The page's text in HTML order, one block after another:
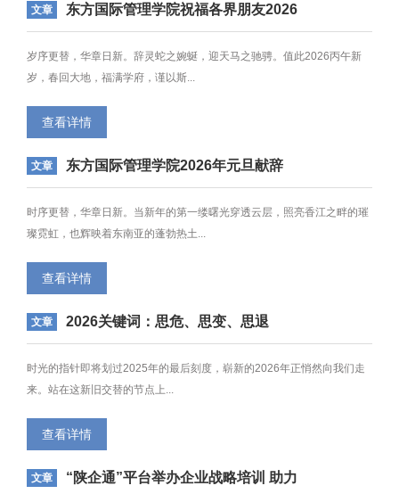
文章
东方国际管理学院祝福各界朋友2026
岁序更替，华章日新。辞灵蛇之婉蜒，迎天马之驰骋。值此2026丙午新
岁，春回大地，福满学府，谨以斯...
查看详情
文章 东方国际管理学院2026年元旦献辞
时序更替，华章日新。当新年的第一缕曙光穿透云层，照亮香江之畔的璀
璨霓虹，也辉映着东南亚的蓬勃热土...
查看详情
文章 2026关键词：思危、思变、思退
时光的指针即将划过2025年的最后刻度，崭新的2026年正悄然向我们走
来。站在这新旧交替的节点上...
查看详情
文章
“陕企通”平台举办企业战略培训 助力